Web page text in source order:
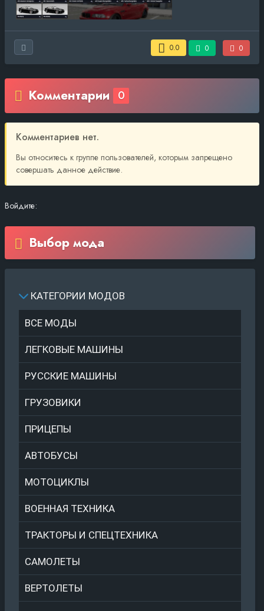
0.0 0 0
Комментарии 0
Комментариев нет.
Вы относитесь к группе пользователей, которым запрещено
совершать данное действие.
Войдите:
Выбор мода
КАТЕГОРИИ МОДОВ
ВСЕ МОДЫ
ЛЕГКОВЫЕ МАШИНЫ
РУССКИЕ МАШИНЫ
ГРУЗОВИКИ
ПРИЦЕПЫ
АВТОБУСЫ
МОТОЦИКЛЫ
ВОЕННАЯ ТЕХНИКА
ТРАКТОРЫ И СПЕЦТЕХНИКА
САМОЛЕТЫ
ВЕРТОЛЕТЫ